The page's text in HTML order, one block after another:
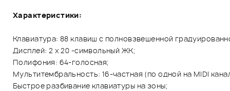
Характеристики:
Клавиатура: 88 клавиш с полновзвешенной
Дисплей: 2 х 20 -символьный ЖК;
Полифония: 64-голосная;
Мультитембральность: 16-частная (по одной на MIDI
Быстрое разбивание клавиатуры на зоны;